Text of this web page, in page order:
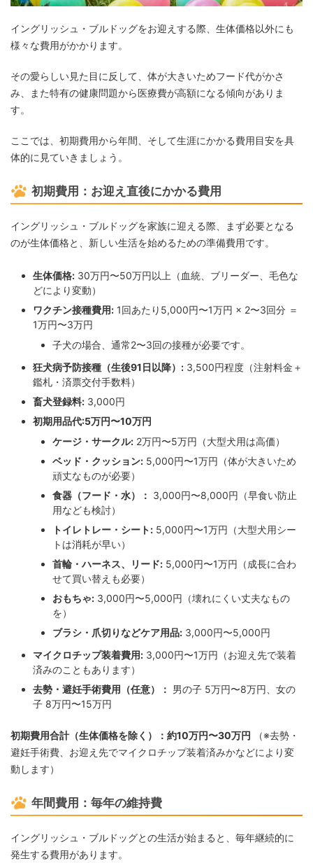
イングリッシュ・ブルドッグをお迎えする際、生体価格以外にも
様々な費用がかかります。
その愛らしい見た目に反して、体が大きいためフード代がかさ
み、また特有の健康問題から医療費が高額になる傾向がありま
す。
ここでは、初期費用から年間、そして生涯にかかる費用目安を具
体的に見ていきましょう。
初期費用：お迎え直後にかかる費用
イングリッシュ・ブルドッグを家族に迎える際、まず必要となる
のが生体価格と、新しい生活を始めるための準備費用です。
生体価格: 30万円〜50万円以上（血統、ブリーダー、毛色な
どにより変動）
ワクチン接種費用: 1回あたり5,000円〜1万円 × 2〜3回分 ＝
1万円〜3万円
子犬の場合、通常2〜3回の接種が必要です。
狂犬病予防接種（生後91日以降）: 3,500円程度（注射料金＋
鑑札・済票交付手数料）
畜犬登録料: 3,000円
初期用品代:5万円〜10万円
ケージ・サークル: 2万円〜5万円（大型犬用は高価）
ベッド・クッション: 5,000円〜1万円（体が大きいため
頑丈なものが必要）
食器（フード・水）： 3,000円〜8,000円（早食い防止
用なども検討）
トイレトレー・シート: 5,000円〜1万円（大型犬用シー
トは消耗が早い）
首輪・ハーネス、リード: 5,000円〜1万円（成長に合わ
せて買い替えも必要）
おもちゃ: 3,000円〜5,000円（壊れにくい丈夫なもの
を）
ブラシ・爪切りなどケア用品: 3,000円〜5,000円
マイクロチップ装着費用: 3,000円〜1万円（お迎え先で装着
済みのこともあります）
去勢・避妊手術費用（任意）： 男の子 5万円〜8万円、女の
子 8万円〜15万円
初期費用合計（生体価格を除く）：約10万円〜30万円 （※去勢・
避妊手術費、お迎え先でマイクロチップ装着済みかなどにより変
動します）
年間費用：毎年の維持費
イングリッシュ・ブルドッグとの生活が始まると、毎年継続的に
発生する費用があります。